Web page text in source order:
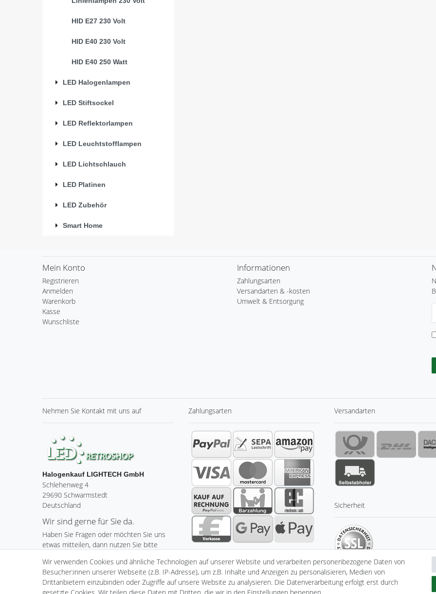
HID E27 230 Volt
HID E40 230 Volt
HID E40 250 Watt
LED Halogenlampen
LED Stiftsockel
LED Reflektorlampen
LED Leuchtstofflampen
LED Lichtschlauch
LED Platinen
LED Zubehör
Smart Home
Mein Konto
Registrieren
Anmelden
Warenkorb
Kasse
Wunschliste
Informationen
Zahlungsarten
Versandarten & -kosten
Umwelt & Entsorgung
Nehmen Sie Kontakt mit uns auf
Halogenkauf LIGHTECH GmbH
Schlehenweg 4
29690 Schwarmstedt
Deutschland
Wir sind gerne für Sie da.
Haben Sie Fragen oder möchten Sie uns
etwas mitteilen, dann nutzen Sie bitte
Zum Kontaktformular
Zahlungsarten Versandarten
Sicherheit
Wir verwenden Cookies und ähnliche Technologien auf unserer Website und verarbeiten personenbezogene Daten von
Besucher:innen unserer Webseite (z.B. IP-Adresse), um z.B. Inhalte und Anzeigen zu personalisieren, Medien von
Drittanbietern einzubinden oder Zugriffe auf unsere Website zu analysieren. Die Datenverarbeitung erfolgt erst durch